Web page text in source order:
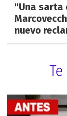
"Una sarta
nuevo